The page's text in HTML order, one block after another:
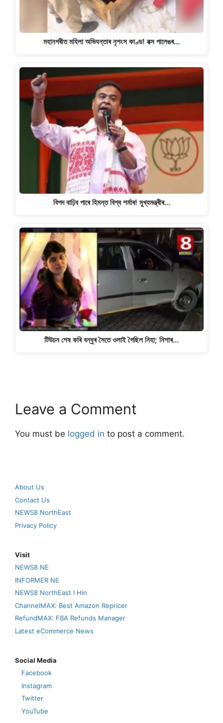
মহানগৰীত মহিলা অভিযন্তাৰ নৃশংস কাণ্ড! বক্স পালেঙৰ…
বিপদ বাঢ়িব পাৰে হিমন্ত বিশ্ব শৰ্মাৰ! মুখ্যমন্ত্ৰীৰ…
টিউচন শেষ কৰি বন্ধুৰ সৈতে ওলাই গৈছিল নিহা; নিশাৰ…
Leave a Comment
You must be logged in to post a comment.
About Us
Contact Us
NEWS8 NorthEast
Privacy Policy
Visit
NEWS8 NE
INFORMER NE
NEWS8 NorthEast I Hin
ChannelMAX: Best Amazon Repricer
RefundMAX: FBA Refunds Manager
Latest eCommerce News
Social Media
Facebook
Instagram
Twitter
YouTube